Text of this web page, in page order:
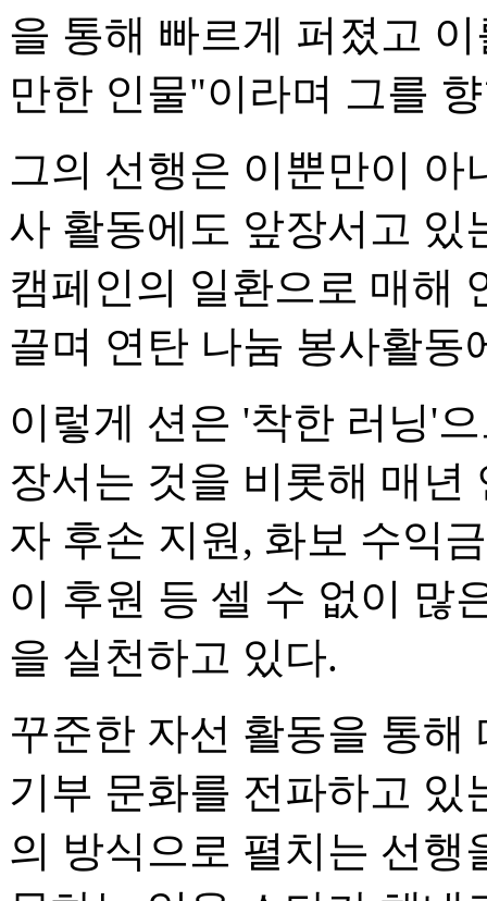
을 통해 빠르게 퍼졌고
만한 인물"이라며 그를
그의 선행은 이뿐만이 아
사 활동에도 앞장서고 있
캠페인의 일환으로 매해
끌며 연탄 나눔 봉사활동
이렇게 션은 '착한 러닝'
장서는 것을 비롯해 매년
자 후손 지원, 화보 수익
이 후원 등 셀 수 없이 많
을 실천하고 있다.
꾸준한 자선 활동을 통해
기부 문화를 전파하고 있
의 방식으로 펼치는 선